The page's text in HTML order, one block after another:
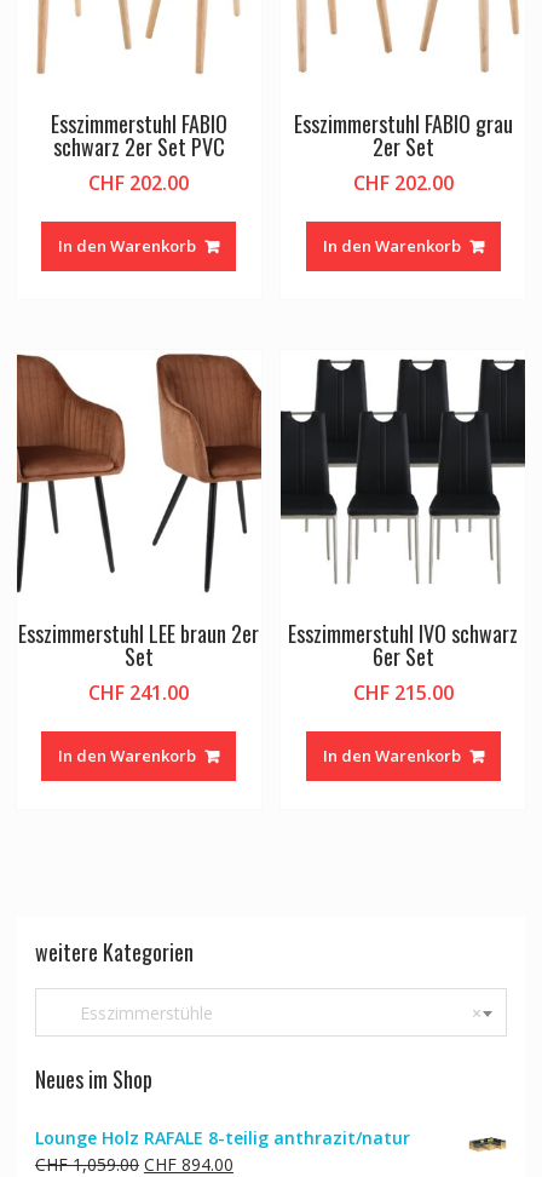
Esszimmerstuhl FABIO
schwarz 2er Set PVC
CHF 202.00
In den Warenkorb
Esszimmerstuhl FABIO grau
2er Set
CHF202.00
In den Warenkorb
Esszimmerstuhl LEE braun 2er
Set
CHF 241.00
In den Warenkorb
Esszimmerstuhl IVO schwarz
6er Set
CHF215.00
In den Warenkorb
weitere Kategorien
×
Esszimmerstühle
Neues im Shop
Lounge Holz RAFALE 8-teilig anthrazit/natur
CHF1,059.00 Ursprünglicher
CHF894.00Aktueller